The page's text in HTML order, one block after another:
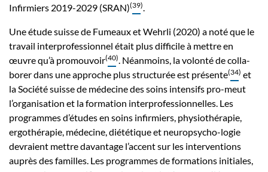
Infirmiers 2019-2029 (SRAN)(39).
Une étude suisse de Fumeaux et Wehrli (2020) a noté que le
travail interprofessionnel était plus difficile à mettre en
œuvre qu’à promouvoir(40). Néanmoins, la volonté de colla-
borer dans une approche plus structurée est présente(34) et
la Société suisse de médecine des soins intensifs pro-meut
l’organisation et la formation interprofessionnelles. Les
programmes d’études en soins infirmiers, physiothérapie,
ergothérapie, médecine, diététique et neuropsycho-logie
devraient mettre davantage l’accent sur les interventions
auprès des familles. Les programmes de formations initiales,